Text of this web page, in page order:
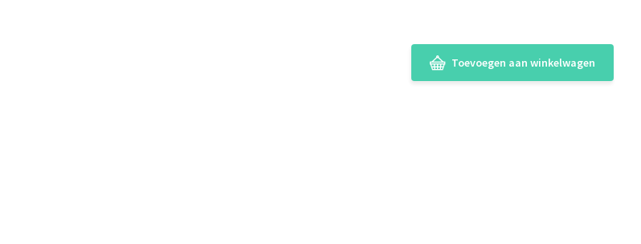
Toevoegen aan winkelwagen